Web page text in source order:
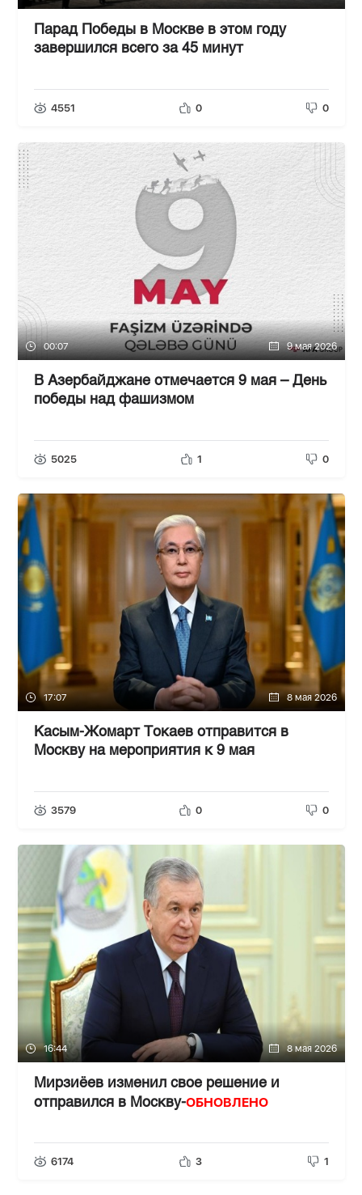
Парад Победы в Москве в этом году
завершился всего за 45 минут
4551 0 0
00:07 9 мая 2026
В Азербайджане отмечается 9 мая – День
победы над фашизмом
5025 1 0
17:07 8 мая 2026
Касым-Жомарт Токаев отправится в
Москву на мероприятия к 9 мая
3579 0 0
16:44 8 мая 2026
Мирзиёев изменил свое решение и
отправился в Москву-ОБНОВЛЕНО
6174 3 1